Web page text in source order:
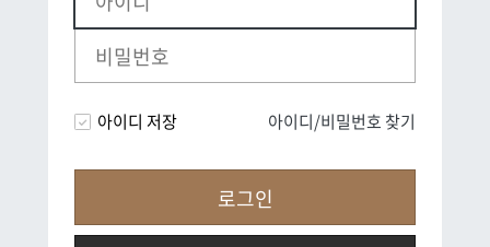
아이디 저장 아이디/비밀번호 찾기